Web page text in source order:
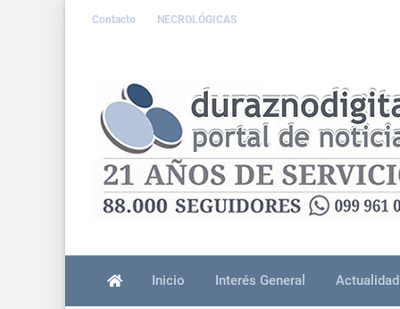
Contacto NECROLÓGICAS
Inicio Interés General Actualidad